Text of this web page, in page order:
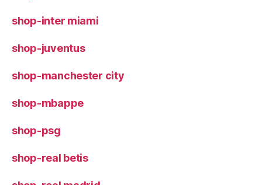
shop-inter miami
shop-juventus
shop-manchester city
shop-mbappe
shop-psg
shop-real betis